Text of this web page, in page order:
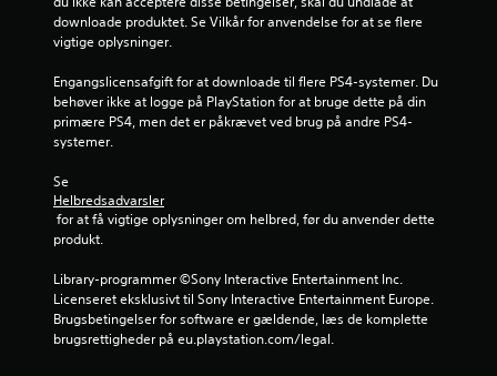
u
a
f
e
s
downloade produktet. Se Vilkår for anvendelse for at se flere
vigtige oplysninger.
Engangslicensafgift for at downloade til flere PS4-systemer. Du
behøver ikke at logge på PlayStation for at bruge dette på din
primære PS4, men det er påkrævet ved brug på andre PS4-
systemer.
Se
Helbredsadvarsler
produkt.
Library-programmer ©Sony Interactive Entertainment Inc.
Licenseret eksklusivt til Sony Interactive Entertainment Europe.
Brugsbetingelser for software er gældende, læs de komplette
brugsrettigheder på eu.playstation.com/legal.